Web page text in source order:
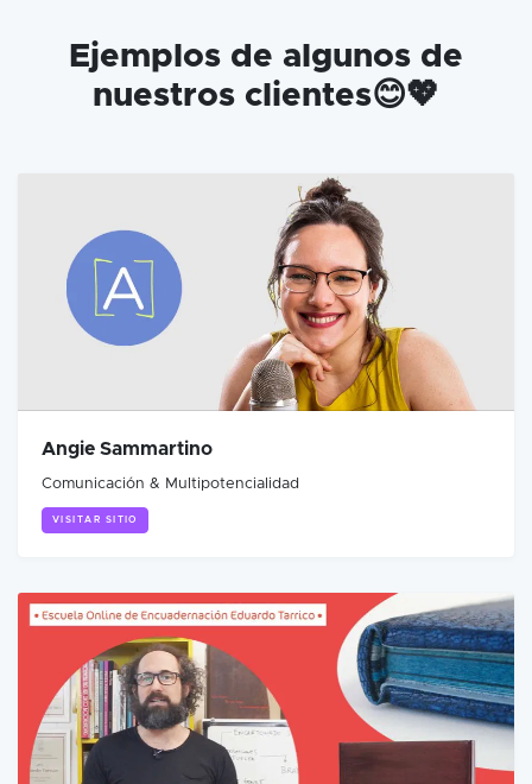
Ejemplos de algunos de
nuestros clientes😊💖
Angie Sammartino
Comunicación & Multipotencialidad
VISITAR SITIO